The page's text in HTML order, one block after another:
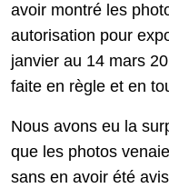
avoir montré les
autorisation pour
janvier au 14 mars
faite en règle et en
Nous avons eu la
que les photos
sans en avoir été